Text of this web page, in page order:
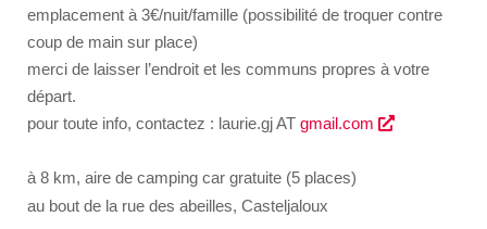
emplacement à 3€/nuit/famille (possibilité de troquer contre
coup de main sur place)
merci de laisser l’endroit et les communs propres à votre
départ.
pour toute info, contactez : laurie.gj AT gmail.com
à 8 km, aire de camping car gratuite (5 places)
au bout de la rue des abeilles, Casteljaloux